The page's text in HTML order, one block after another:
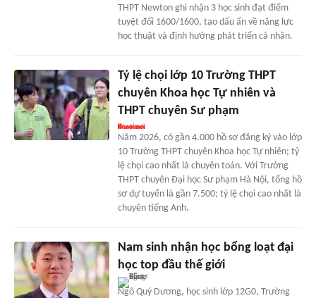
THPT Newton ghi nhận 3 học sinh đạt điểm
tuyệt đối 1600/1600, tạo dấu ấn về năng lực
học thuật và định hướng phát triển cá nhân.
Tỷ lệ chọi lớp 10 Trường THPT
chuyên Khoa học Tự nhiên và
THPT chuyên Sư phạm
Năm 2026, có gần 4.000 hồ sơ đăng ký vào lớp
10 Trường THPT chuyên Khoa học Tự nhiên; tỷ
lệ chọi cao nhất là chuyên toán. Với Trường
THPT chuyên Đại học Sư phạm Hà Nội, tổng hồ
sơ dự tuyển là gần 7.500; tỷ lệ chọi cao nhất là
chuyên tiếng Anh.
Nam sinh nhận học bổng loạt đại
học top đầu thế giới
Ngô Quý Dương, học sinh lớp 12G0, Trường